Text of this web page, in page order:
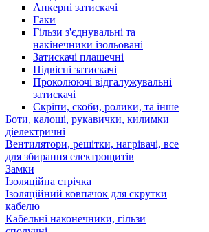
Анкерні затискачі
Гаки
Гільзи з'єднувальні та
накінечники ізольовані
Затискачі плашечні
Підвісні затискачі
Проколюючі відгалужувальні
затискачі
Скріпи, скоби, ролики, та інше
Боти, калоші, рукавички, килимки
діелектричні
Вентилятори, решітки, нагрівачі, все
для збирання електрощитів
Замки
Ізоляційна стрічка
Ізоляційний ковпачок для скрутки
кабелю
Кабельні наконечники, гільзи